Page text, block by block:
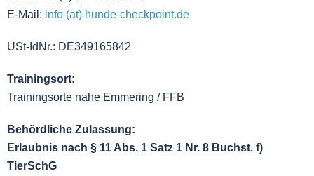
E-Mail: info (at) hunde-checkpoint.de
USt-IdNr.: DE349165842
Trainingsort:
Trainingsorte nahe Emmering / FFB
Behördliche Zulassung:
Erlaubnis nach § 11 Abs. 1 Satz 1 Nr. 8 Buchst. f)
TierSchG